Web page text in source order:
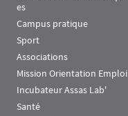
es
Campus pratique
Sport
Associations
Mission Orientation Emploi
Incubateur Assas Lab'
Santé